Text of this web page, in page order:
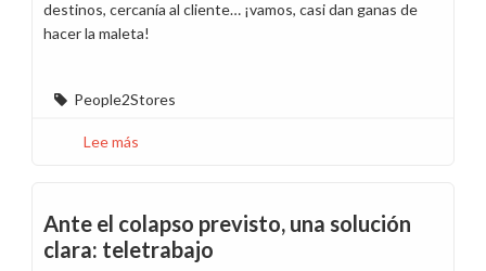
destinos, cercanía al cliente… ¡vamos, casi dan ganas de
hacer la maleta!
People2Stores
Lee más
sí,
cheque
en
Ante el colapso previsto, una solución
clara: teletrabajo